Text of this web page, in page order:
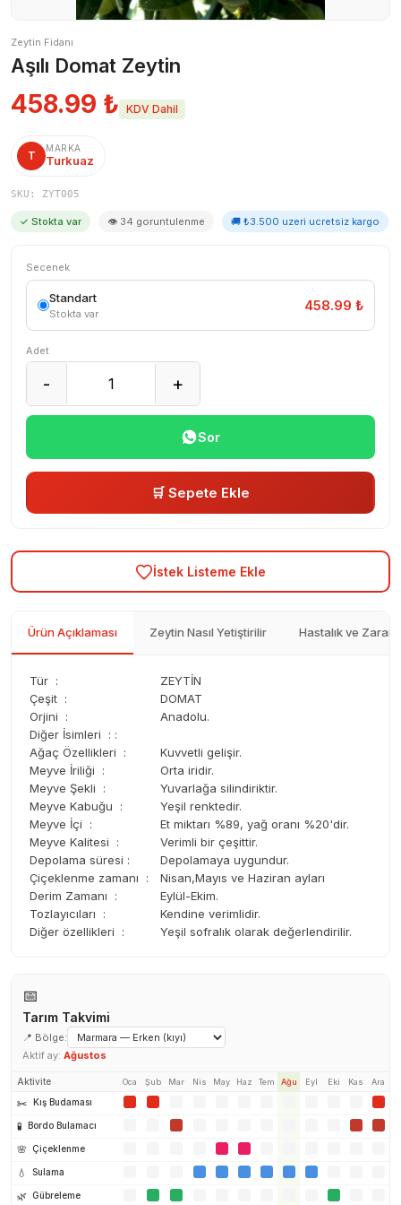
Zeytin Fidanı
Aşılı Domat Zeytin
458.99 ₺ KDV Dahil
T
MARKA
Turkuaz
SKU: ZYT005
✓ Stokta var 👁 34 goruntulenme 🚚 ₺3.500 uzeri ucretsiz kargo
Secenek
Standart
Stokta var
458.99 ₺
Adet
- +
Sor
🛒 Sepete Ekle
İstek Listeme Ekle
Ürün Açıklaması Zeytin Nasıl Yetiştirilir Hastalık ve
Tür :
ZEYTİN
Çeşit :
DOMAT
Orjini :
Anadolu.
Diğer İsimleri : :
Ağaç Özellikleri :
Kuvvetli gelişir.
Meyve İriliği :
Orta iridir.
Meyve Şekli :
Yuvarlağa silindiriktir.
Meyve Kabuğu :
Yeşil renktedir.
Meyve İçi :
Et miktarı %89, yağ oranı %20'dir.
Meyve Kalitesi :
Verimli bir çeşittir.
Depolama süresi :
Depolamaya uygundur.
Çiçeklenme zamanı :
Nisan,Mayıs ve Haziran ayları
Derim Zamanı :
Eylül-Ekim.
Tozlayıcıları :
Kendine verimlidir.
Diğer özellikleri :
Yeşil sofralık olarak değerlendirilir.
📅
Tarım Takvimi
📍 Bölge:
Aktif ay: Ağustos
Aktivite Oca Şub Mar Nis May Haz Tem Ağu Eyl Eki Kas Ara
✂️ Kış Budaması
🧪 Bordo Bulamacı
🌸 Çiçeklenme
💧 Sulama
🌿 Gübreleme